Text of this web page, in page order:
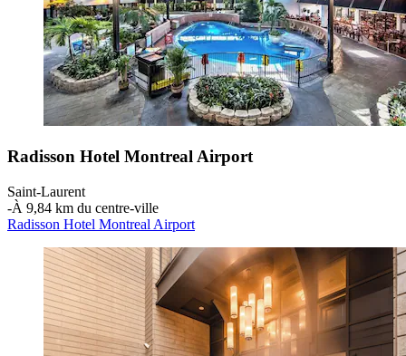
Radisson Hotel Montreal Airport
Saint-Laurent
‐À 9,84 km du centre-ville
Radisson Hotel Montreal Airport